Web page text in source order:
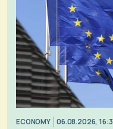
ECONOMY 06.08.2026,